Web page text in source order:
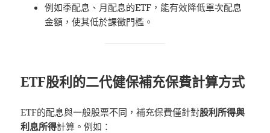
例如季配息、月配息的ETF，能有效降低單次配息
金額，使其低於課徵門檻。
ETF股利的二代健保補充保費計算方式
ETF的配息與一般股票不同，補充保費僅針對股利所得與
利息所得計算。例如：